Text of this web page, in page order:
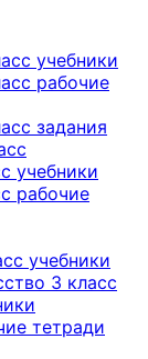
учебники
рабочие
задания
учебники
рабочие
учебники
3 класс
тетради